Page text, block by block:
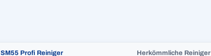
SM55 Profi Reiniger Herkömmliche Reiniger